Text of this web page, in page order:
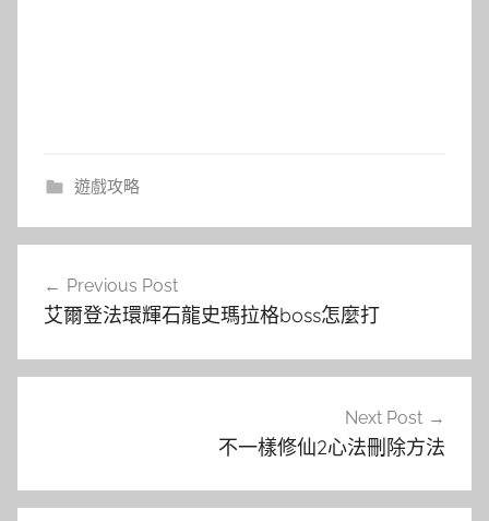
遊戲攻略
覽
Previous Post
艾爾登法環輝石龍史瑪拉格boss怎麼打
Next Post
不一樣修仙2心法刪除方法